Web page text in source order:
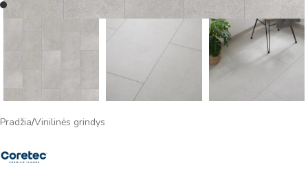
Pradžia/Vinilinės grindys